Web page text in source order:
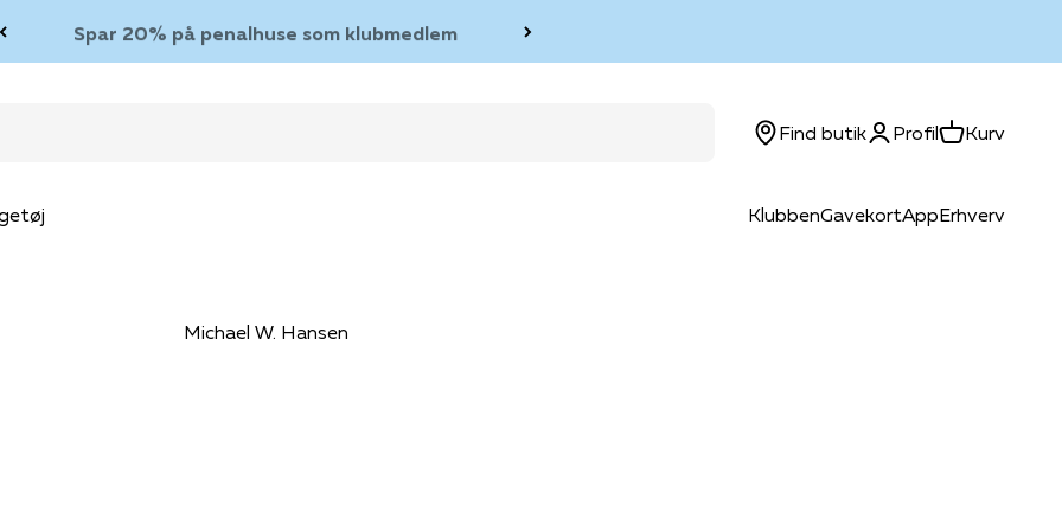
Spar 20% på penalhuse som klubmedlem
KlubbenGavekortAppErhverv
Find butikLog ind
ProfilKurvKurv
Michael W. Hansen